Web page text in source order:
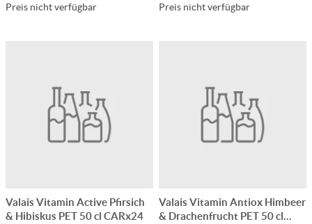
Preis nicht verfügbar Preis nicht verfügbar
Valais Vitamin Active Pfirsich
& Hibiskus PET 50 cl CARx24
Valais Vitamin Antiox Himbeer
& Drachenfrucht PET 50 cl